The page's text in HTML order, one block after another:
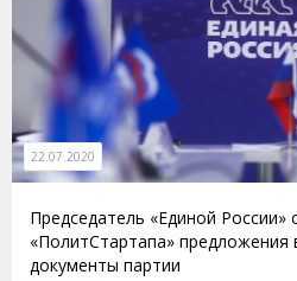
22.07.2020
Председатель «Единой России»
«ПолитСтартапа» предложения
документы партии